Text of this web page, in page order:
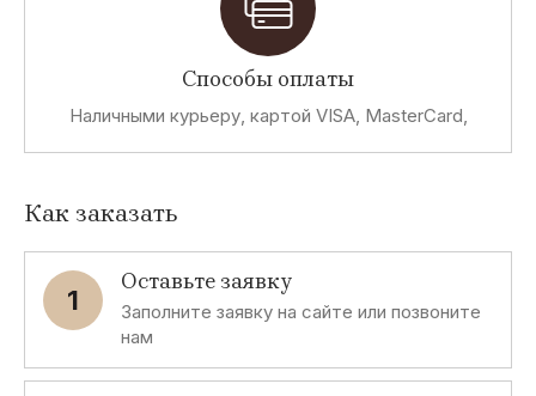
Способы оплаты
Наличными курьеру, картой VISA, MasterCard,
Как заказать
1
Оставьте заявку
Заполните заявку на сайте или позвоните
нам